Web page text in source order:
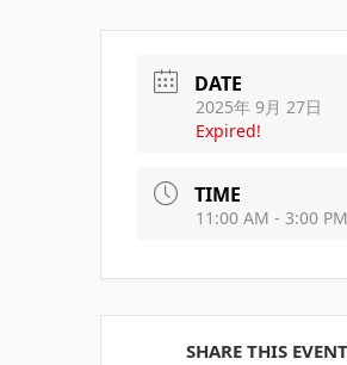
DATE
2025年 9月 27日
Expired!
TIME
11:00 AM - 3:00 PM
SHARE THIS EVENT